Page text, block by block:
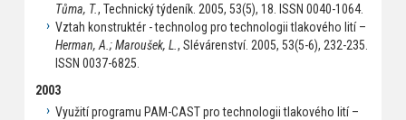
Tůma, T., Technický týdeník. 2005, 53(5), 18. ISSN 0040-1064.
Vztah konstruktér - technolog pro technologii tlakového lití –
Herman, A.; Maroušek, L. , Slévárenství. 2005, 53(5-6), 232-235.
ISSN 0037-6825.
2003
Využití programu PAM-CAST pro technologii tlakového lití –